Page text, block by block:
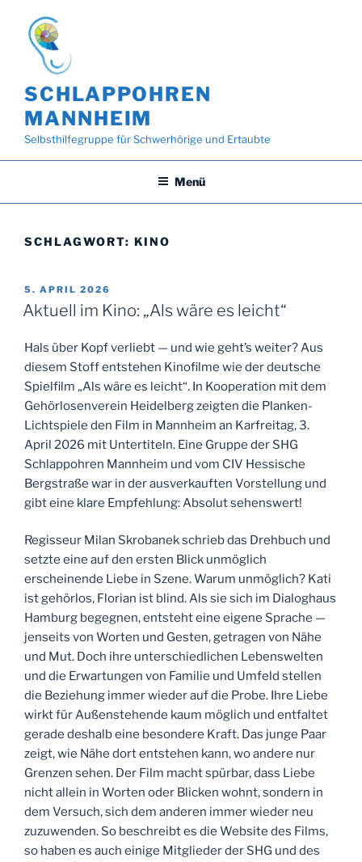
Inhalt
springen
SCHLAPPOHREN
MANNHEIM
Selbsthilfegruppe für Schwerhörige und Ertaubte
Menü
SCHLAGWORT: KINO
VERÖFFENTLICHT
AM
5. APRIL 2026
Aktuell im Kino: „Als wäre es leicht“
Hals über Kopf verliebt — und wie geht’s weiter? Aus
diesem Stoff entstehen Kinofilme wie der deutsche
Spielfilm „Als wäre es leicht“. In Kooperation mit dem
Gehörlosenverein Heidelberg zeigten die Planken-
Lichtspiele den Film in Mannheim an Karfreitag, 3.
April 2026 mit Untertiteln. Eine Gruppe der SHG
Schlappohren Mannheim und vom CIV Hessische
Bergstraße war in der ausverkauften Vorstellung und
gibt eine klare Empfehlung: Absolut sehenswert!
Regisseur Milan Skrobanek schrieb das Drehbuch und
setzte eine auf den ersten Blick unmöglich
erscheinende Liebe in Szene. Warum unmöglich? Kati
ist gehörlos, Florian ist blind. Als sie sich im Dialoghaus
Hamburg begegnen, entsteht eine eigene Sprache —
jenseits von Worten und Gesten, getragen von Nähe
und Mut. Doch ihre unterschiedlichen Lebenswelten
und die Erwartungen von Familie und Umfeld stellen
die Beziehung immer wieder auf die Probe. Ihre Liebe
wirkt für Außenstehende kaum möglich und entfaltet
gerade deshalb eine besondere Kraft. Das junge Paar
zeigt, wie Nähe dort entstehen kann, wo andere nur
Grenzen sehen. Der Film macht spürbar, dass Liebe
nicht allein in Worten oder Blicken wohnt, sondern in
dem Versuch, sich dem anderen immer wieder neu
zuzuwenden. So beschreibt es die Website des Films,
so haben es auch einige Mitglieder der SHG und des